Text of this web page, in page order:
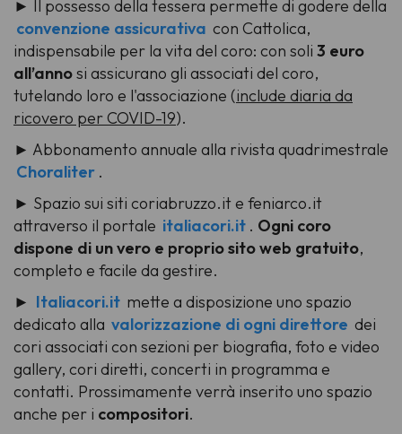
► Il possesso della tessera permette di godere della
convenzione assicurativa con Cattolica,
indispensabile per la vita del coro: con soli 3 euro
all’annosi assicurano gli associati del coro,
tutelando loro e l'associazione (include diaria da
ricovero per COVID-19).
► Abbonamento annuale alla rivista quadrimestrale
Choraliter .
► Spazio sui siti coriabruzzo.it e feniarco.it
attraverso il portale italiacori.it . Ogni coro
dispone di un vero e proprio sito web gratuito,
completo e facile da gestire.
► Italiacori.it mette a disposizione uno spazio
dedicato alla valorizzazione di ogni direttore dei
cori associati con sezioni per biografia, foto e video
gallery, cori diretti, concerti in programma e
contatti. Prossimamente verrà inserito uno spazio
anche per i compositori.